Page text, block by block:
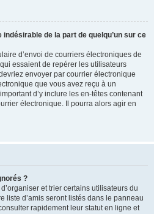
de la part de quelqu’un sur ce
d’envoi de courriers électroniques de
essaient de repérer les utilisateurs
envoyer par courrier électronique
que vous avez reçu à un
d’y inclure les en-têtes contenant
électronique. Il pourra alors agir en
?
et trier certains utilisateurs du
liste d’amis seront listés dans le panneau
rapidement leur statut en ligne et